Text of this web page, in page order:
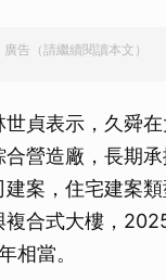
廣告（請繼續閱讀本文）
貞表示，久舜
營造廠，長期
案，住宅建案
複合式大樓，
相當。